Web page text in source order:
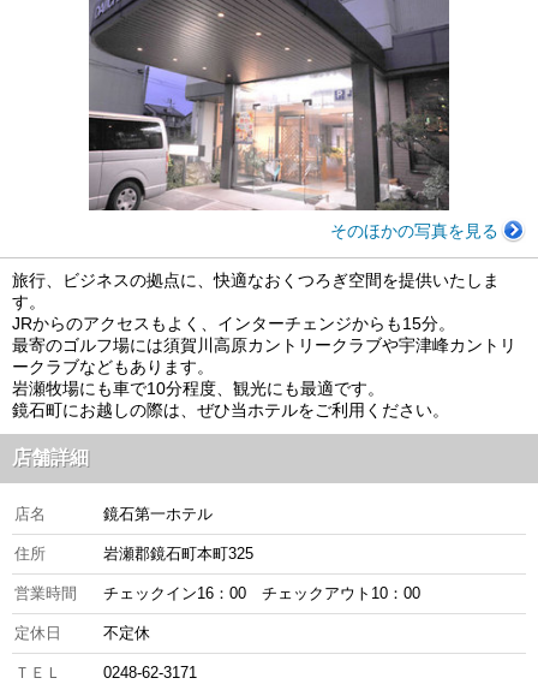
そのほかの写真を見る
旅行、ビジネスの拠点に、快適なおくつろぎ空間を提供いたしま
す。
JRからのアクセスもよく、インターチェンジからも15分。
最寄のゴルフ場には須賀川高原カントリークラブや宇津峰カントリ
ークラブなどもあります。
岩瀬牧場にも車で10分程度、観光にも最適です。
鏡石町にお越しの際は、ぜひ当ホテルをご利用ください。
店舗詳細
店名 鏡石第一ホテル
住所 岩瀬郡鏡石町本町325
営業時間 チェックイン16：00 チェックアウト10：00
定休日 不定休
ＴＥＬ 0248-62-3171